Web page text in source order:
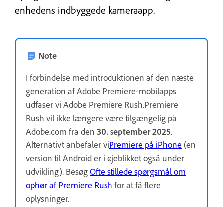
enhedens indbyggede kameraapp.
Note
I forbindelse med introduktionen af den næste
generation af Adobe Premiere-mobilapps
udfaser vi Adobe Premiere Rush.Premiere
Rush vil ikke længere være tilgængelig på
Adobe.com fra den 30. september 2025.
Alternativt anbefaler viPremiere på iPhone (en
version til Android er i øjeblikket også under
udvikling). BesøgOfte stillede spørgsmål om
ophør af Premiere Rush for at få flere
oplysninger.